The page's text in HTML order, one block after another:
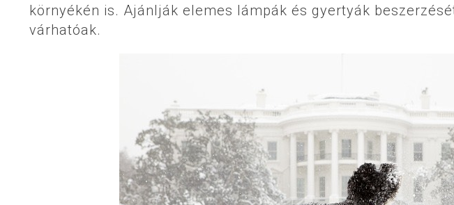
környékén is. Ajánlják elemes lámpák és gyertyák
várhatóak.